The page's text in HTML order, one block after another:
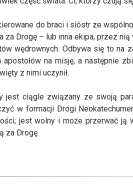
do braci i sióstr ze
za Drogę – lub inna ekipa, przez
wędrownych. Odbywa się to na
apostołów na misję, a następnie
z nimi uczynił.
jest ciągle związany ze swoją
w formacji Drogi
jest wolny i może przerwać
za Drogę.